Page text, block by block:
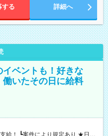
する 詳細へ
ベントも！好きな
いたその日に給料